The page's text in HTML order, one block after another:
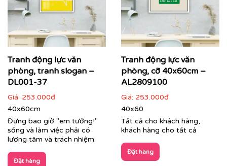
Tranh động lực văn
phòng, tranh slogan –
DL001-37
Giá: 253.000đ
40x60cm
Đừng bao giờ "em tưởng!"
sống và làm việc phải có
lương tâm và trách nhiệm.
Đặt hàng
Tranh động lực văn
phòng, cỡ 40x60cm –
AL2809100
Giá: 253.000đ
40x60
Tất cả cho khách hàng,
khách hàng cho tất cả
Đặt hàng